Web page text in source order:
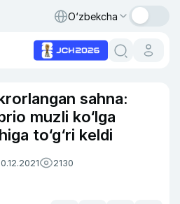
O‘zbekcha
sahna:
muzli ko‘lga
to‘g‘ri keldi
2130